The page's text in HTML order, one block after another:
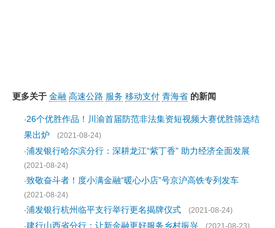
更多关于 金融 高速公路 服务 移动支付 青海省 的新闻
·26个优胜作品！川渝首届防范非法集资短视频大赛优胜筛选结
果出炉
(2021-08-24)
·浦发银行哈尔滨分行：深耕龙江“紫丁香” 助力经济全面发展
(2021-08-24)
·致敬奋斗者！度小满金融“暖心小店”号京沪高铁专列发车
(2021-08-24)
·浦发银行杭州临平支行举行更名揭牌仪式
(2021-08-24)
建行山西省分行：让新金融更好服务乡村振兴